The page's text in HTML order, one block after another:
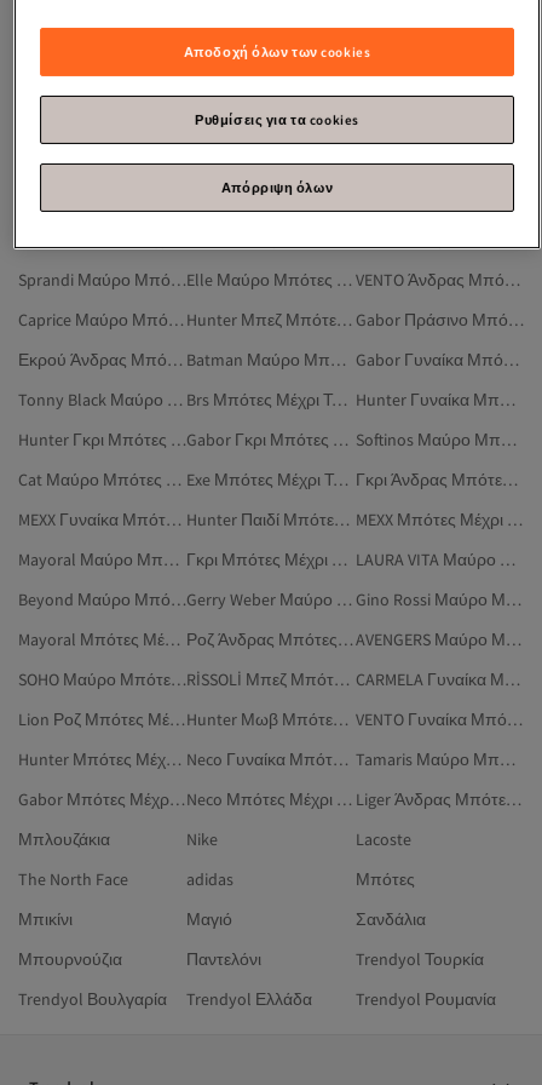
Μαυροτράγανο
Μπουφαν Ανδρικα Μακρια Ροζάριο Ντόσον
DeeZee Μαύρο Μπότες Μέχρι Το Γόνατο
CARMELA Μπότες Μέχρι Το Γόνατο
Liger Μαύρο Μπότες Μέχρι Το Γόνατο
HÖGL Μαύρο Μπότες Μέχρι Το Γόνατο
Remonte Μαύρο Μπότες Μέχρι Το Γόνατο
Sprandi Μαύρο Μπότες Μέχρι Το Γόνατο
Elle Μαύρο Μπότες Μέχρι Το Γόνατο
VENTO Άνδρας Μπότες Μέχρι Το Γόνατο
Caprice Μαύρο Μπότες Μέχρι Το Γόνατο
Hunter Μπεζ Μπότες Μέχρι Το Γόνατο
Gabor Πράσινο Μπότες Μέχρι Το Γόνατο
Εκρού Άνδρας Μπότες Μέχρι Το Γόνατο
Batman Μαύρο Μπότες Μέχρι Το Γόνατο
Gabor Γυναίκα Μπότες Μέχρι Το Γόνατο
Tonny Black Μαύρο Μπότες Μέχρι Το Γόνατο
Brs Μπότες Μέχρι Το Γόνατο
Hunter Γυναίκα Μπότες Μέχρι Το Γόνατο
Hunter Γκρι Μπότες Μέχρι Το Γόνατο
Gabor Γκρι Μπότες Μέχρι Το Γόνατο
Softinos Μαύρο Μπότες Μέχρι Το Γόνατο
Cat Μαύρο Μπότες Μέχρι Το Γόνατο
Exe Μπότες Μέχρι Το Γόνατο
Γκρι Άνδρας Μπότες Μέχρι Το Γόνατο
MEXX Γυναίκα Μπότες Μέχρι Το Γόνατο
Hunter Παιδί Μπότες Μέχρι Το Γόνατο
MEXX Μπότες Μέχρι Το Γόνατο
Mayoral Μαύρο Μπότες Μέχρι Το Γόνατο
Γκρι Μπότες Μέχρι Το Γόνατο
LAURA VITA Μαύρο Μπότες Μέχρι Το Γόνατο
Beyond Μαύρο Μπότες Μέχρι Το Γόνατο
Gerry Weber Μαύρο Μπότες Μέχρι Το Γόνατο
Gino Rossi Μαύρο Μπότες Μέχρι Το Γόνατο
Mayoral Μπότες Μέχρι Το Γόνατο
Ροζ Άνδρας Μπότες Μέχρι Το Γόνατο
AVENGERS Μαύρο Μπότες Μέχρι Το Γόνατο
SOHO Μαύρο Μπότες Μέχρι Το Γόνατο
RİSSOLİ Μπεζ Μπότες Μέχρι Το Γόνατο
CARMELA Γυναίκα Μπότες Μέχρι Το Γόνατο
Lion Ροζ Μπότες Μέχρι Το Γόνατο
Hunter Μωβ Μπότες Μέχρι Το Γόνατο
VENTO Γυναίκα Μπότες Μέχρι Το Γόνατο
Hunter Μπότες Μέχρι Το Γόνατο
Neco Γυναίκα Μπότες Μέχρι Το Γόνατο
Tamaris Μαύρο Μπότες Μέχρι Το Γόνατο
Gabor Μπότες Μέχρι Το Γόνατο
Neco Μπότες Μέχρι Το Γόνατο
Liger Άνδρας Μπότες Μέχρι Το Γόνατο
Μπλουζάκια
Nike
Lacoste
The North Face
adidas
Μπότες
Μπικίνι
Μαγιό
Σανδάλια
Μπουρνούζια
Παντελόνι
Trendyol Τουρκία
Trendyol Βουλγαρία
Trendyol Ελλάδα Trendyol Ρουμανία
Αποδοχή όλων των cookies
Ρυθμίσεις για τα cookies
Απόρριψη όλων